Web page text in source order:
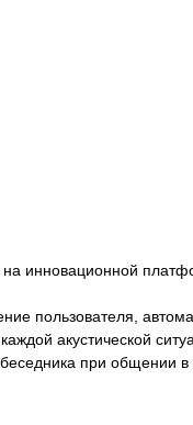
инновационной
пользователя,
акустической
при общении